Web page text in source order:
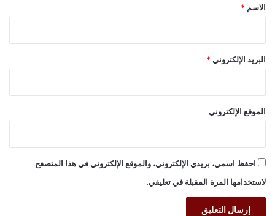
*
الاسم *
البريد الإلكتروني *
الموقع الإلكتروني
احفظ اسمي، بريدي الإلكتروني، والموقع الإلكتروني في هذا المتصفح
لاستخدامها المرة المقبلة في تعليقي.